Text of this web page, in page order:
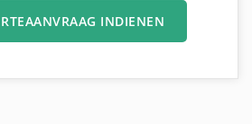
INDIENEN